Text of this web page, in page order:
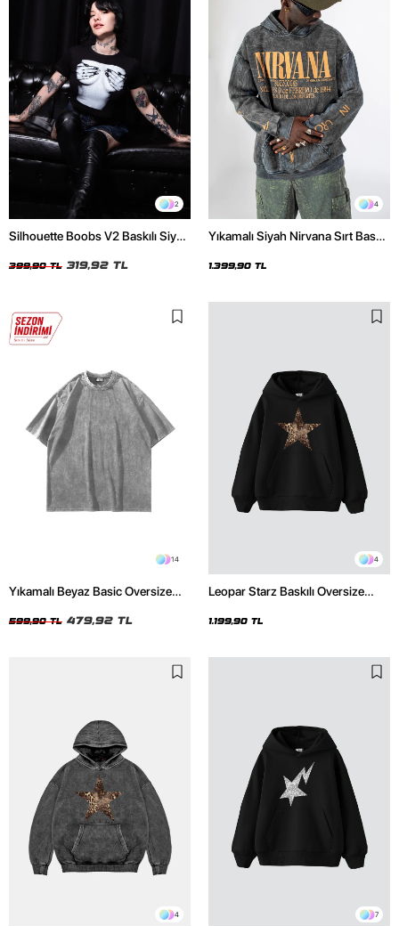
2
Silhouette Boobs V2 Baskılı Siyah
399,90 TL 319,92 TL
4
Yıkamalı Siyah Nirvana Sırt Baskılı
1.399,90 TL
14
Yıkamalı Beyaz Basic Oversize
599,90 TL 479,92 TL
4
Leopar Starz Baskılı Oversize
1.199,90 TL
4 7